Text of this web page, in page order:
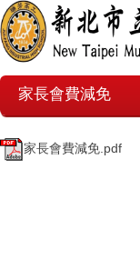
家長會費減免
家長會費減免.pdf